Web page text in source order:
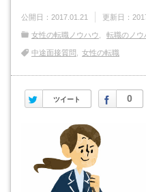
公開日： 2017.01.21 更新日：
女性の転職ノウハウ 転職のノウ
中途面接質問 女性の転職
ツイート
Twitter 0